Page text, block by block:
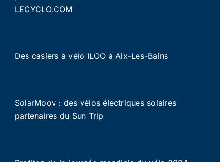
LECYCLO.COM
Des casiers à vélo ILOO à Aix-Les-Bains
SolarMoov : des vélos électriques solaires
partenaires du Sun Trip